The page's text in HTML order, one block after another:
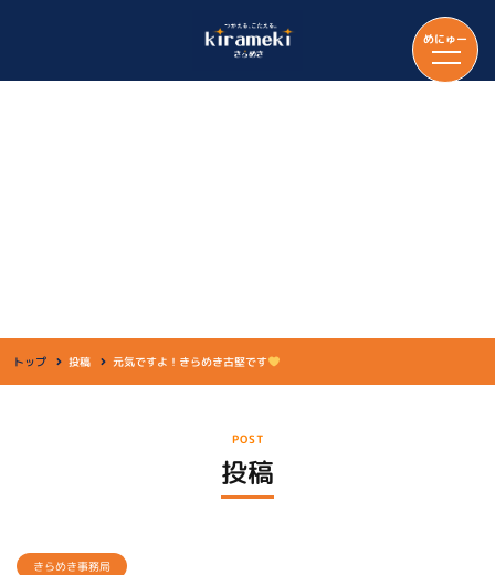
めにゅー
トップ 投稿 元気ですよ！きらめき古堅です
POST
投稿
きらめき事務局